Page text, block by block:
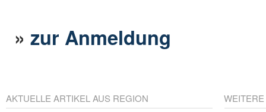
»zur Anmeldung
AKTUELLE ARTIKEL AUS REGION